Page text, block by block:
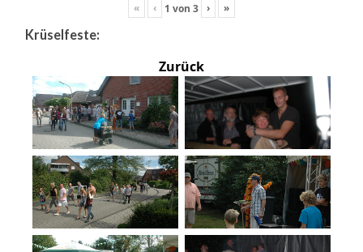
« ‹ 1 von 3 › »
Krüselfeste:
Zurück